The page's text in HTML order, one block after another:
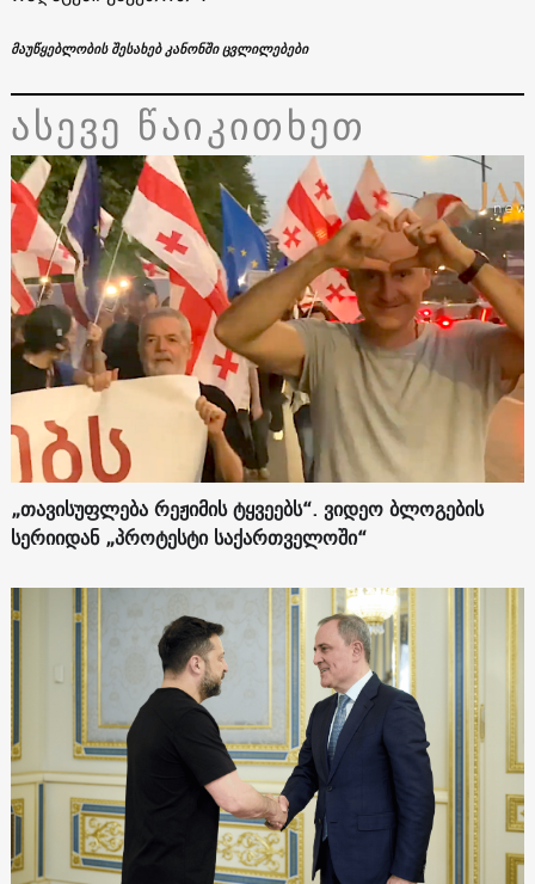
მაუწყებლობის შესახებ კანონში ცვლილებები
ასევე წაიკითხეთ
„თავისუფლება რეჟიმის ტყვეებს“. ვიდეო ბლოგების
სერიიდან „პროტესტი საქართველოში“